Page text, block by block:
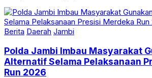
Berita Daerah Jambi
Polda Jambi Imbau Masyarakat
Alternatif Selama Pelaksanaan
Run 2026